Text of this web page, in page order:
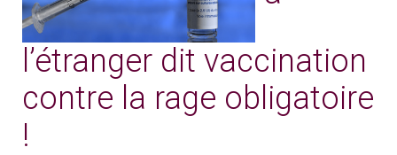
l’étranger dit vaccination
contre la rage obligatoire
!